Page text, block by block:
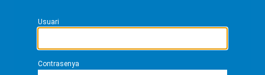
Usuari
Contrasenya